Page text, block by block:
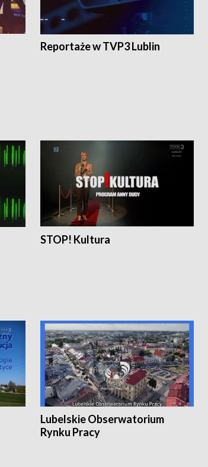
Reportaże w TVP3 Lublin
STOP! Kultura
Lubelskie Obserwatorium
Rynku Pracy